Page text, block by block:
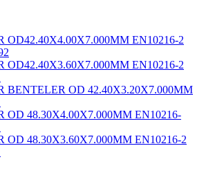
OD42.40X4.00X7.000MM EN10216-2
OD42.40X3.60X7.000MM EN10216-2
BENTELER OD 42.40X3.20X7.000MM
OD 48.30X4.00X7.000MM EN10216-
OD 48.30X3.60X7.000MM EN10216-2